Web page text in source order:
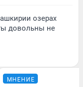
озерах
довольны не
МНЕНИЕ